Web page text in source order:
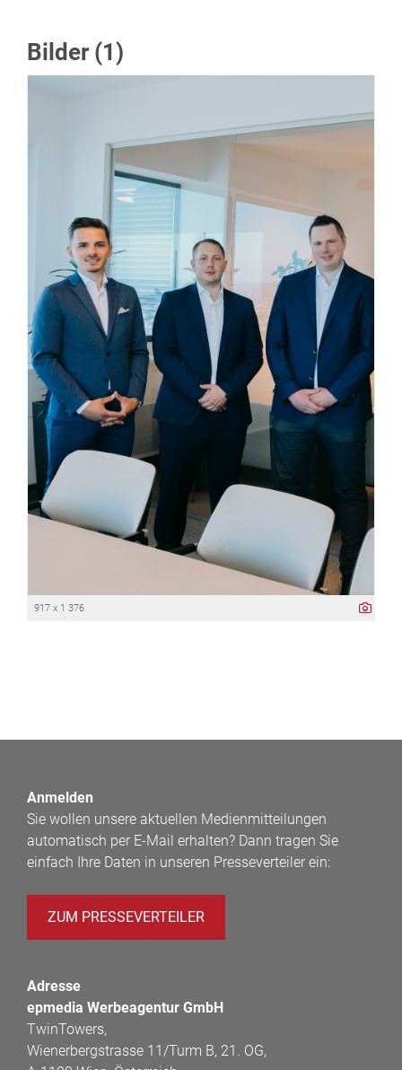
Bilder (1)
917 x 1 376
Anmelden
Sie wollen unsere aktuellen Medienmitteilungen
automatisch per E-Mail erhalten? Dann tragen Sie
einfach Ihre Daten in unseren Presseverteiler ein:
ZUM PRESSEVERTEILER
Adresse
epmedia Werbeagentur GmbH
TwinTowers,
Wienerbergstrasse 11/Turm B, 21. OG,